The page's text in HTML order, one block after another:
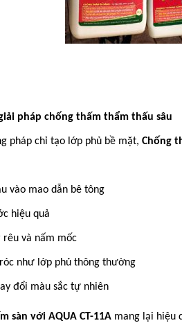
giải pháp chống thấm thẩm thấu sâu
pháp chỉ tạo lớp phủ bề mặt, Chống
vào mao dẫn bê tông
hiệu quả
rêu và nấm mốc
như lớp phủ thông thường
đổi màu sắc tự nhiên
sàn với AQUA CT-11A mang lại hiệu